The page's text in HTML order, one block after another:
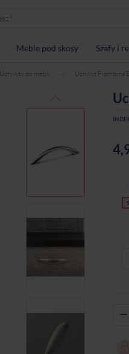
Meble pod skosy Szafy i
Uchwyty do mebli Uchwyt Piombina